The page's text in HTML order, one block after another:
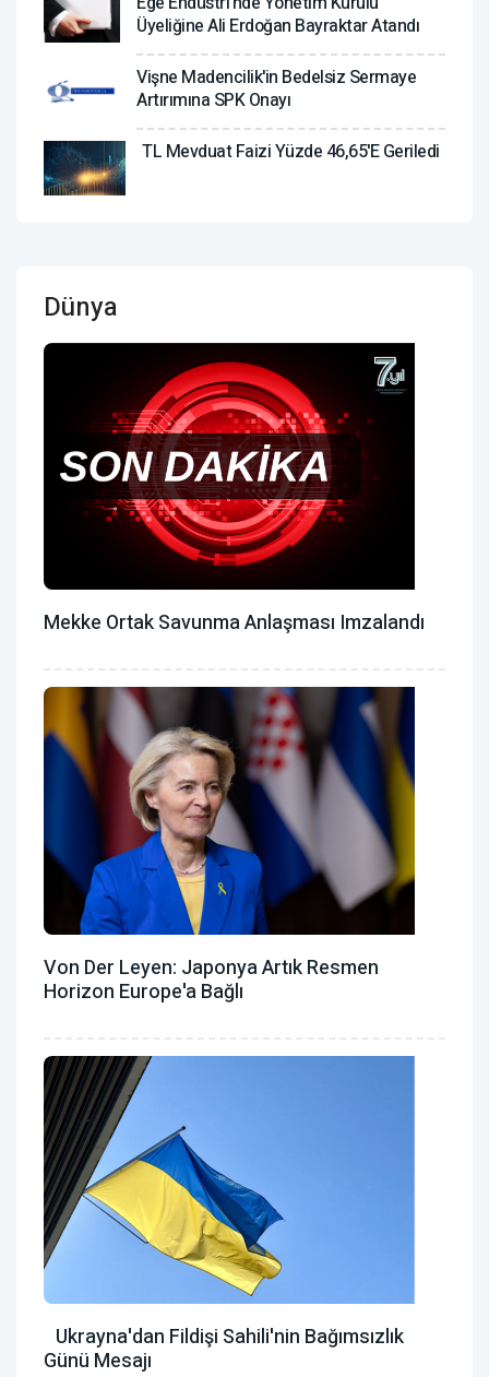
Üyeliğine Ali Erdoğan Bayraktar Atandı
Vişne Madencilik'in Bedelsiz Sermaye
Artırımına SPK Onayı
TL Mevduat Faizi Yüzde 46,65'e Geriledi
Dünya
Mekke Ortak Savunma Anlaşması Imzalandı
Von Der Leyen: Japonya Artık Resmen
Horizon Europe'a Bağlı
Ukrayna'dan Fildişi Sahili'nin Bağımsızlık
Günü Mesajı